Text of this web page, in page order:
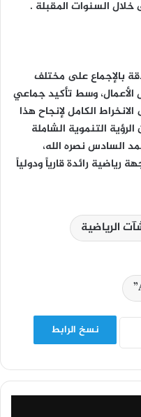
السنوات المقبلة .
بالإجماع على مختلف
الأعمال، وسط تأكيد جماعي
الكامل لإنجاح هذا
التنموية الشاملة
السادس نصره الله،
رياضية رائدة قارياً ودولياً
الرياضية
نسخ الرابط